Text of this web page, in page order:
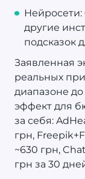
Нейросети:
другие
подсказок
Заявленная
реальных
диапазоне
эффект для
за себя:
грн,
~630 грн,
грн за 30